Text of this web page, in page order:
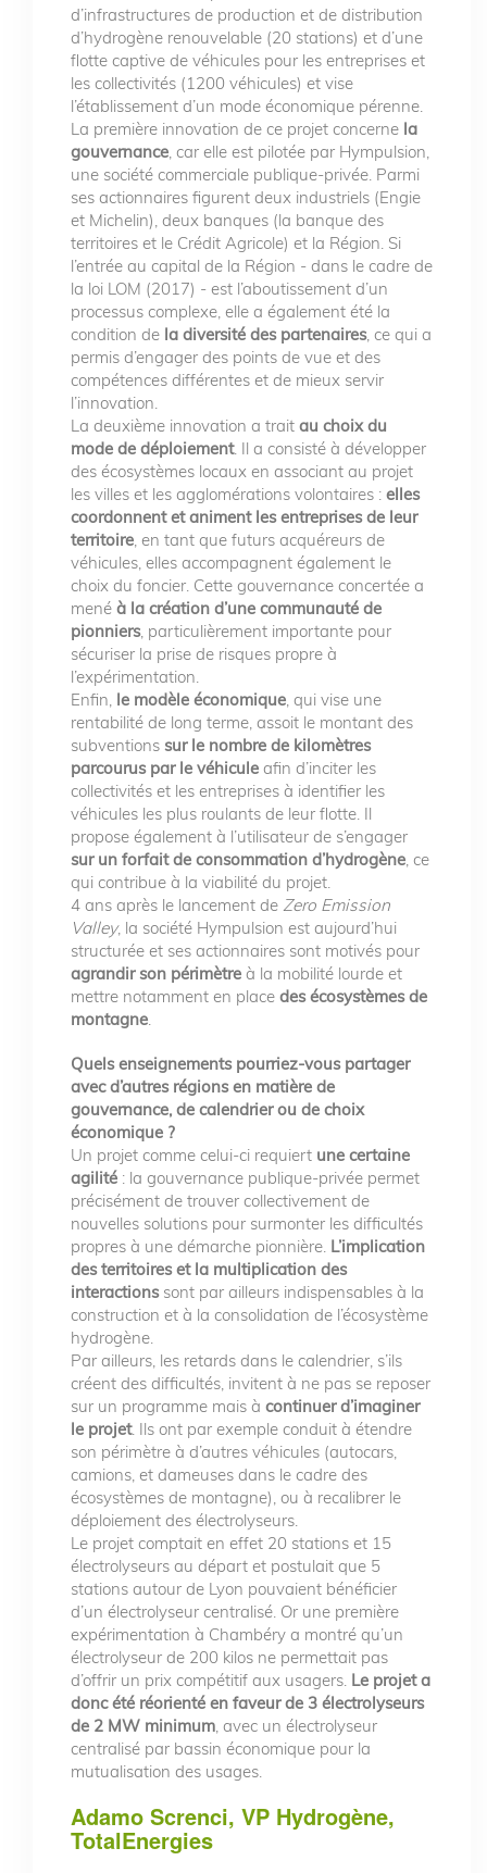
d’infrastructures de production et de distribution
d’hydrogène renouvelable (20 stations) et d’une
flotte captive de véhicules pour les entreprises et
les collectivités (1200 véhicules) et vise
l’établissement d’un mode économique pérenne.
La première innovation de ce projet concerne la
gouvernance , car elle est pilotée par Hympulsion,
une société commerciale publique-privée. Parmi
ses actionnaires figurent deux industriels (Engie
et Michelin), deux banques (la banque des
territoires et le Crédit Agricole) et la Région. Si
l’entrée au capital de la Région - dans le cadre de
la loi LOM (2017) - est l’aboutissement d’un
processus complexe, elle a également été la
condition de la diversité des partenaires, ce qui a
permis d’engager des points de vue et des
compétences différentes et de mieux servir
l’innovation.
La deuxième innovation a trait au choix du
mode de déploiement. Il a consisté à développer
des écosystèmes locaux en associant au projet
les villes et les agglomérations volontaires : elles
coordonnent et animent les entreprises de leur
territoire , en tant que futurs acquéreurs de
véhicules, elles accompagnent également le
choix du foncier. Cette gouvernance concertée a
mené à la création d’une communauté de
pionniers, particulièrement importante pour
sécuriser la prise de risques propre à
l’expérimentation.
Enfin, le modèle économique , qui vise une
rentabilité de long terme, assoit le montant des
subventions sur le nombre de kilomètres
parcourus par le véhicule afin d’inciter les
collectivités et les entreprises à identifier les
véhicules les plus roulants de leur flotte. Il
propose également à l’utilisateur de s’engager
sur un forfait de consommation d’hydrogène , ce
qui contribue à la viabilité du projet.
4 ans après le lancement de Zero Emission
Valley, la société Hympulsion est aujourd’hui
structurée et ses actionnaires sont motivés pour
agrandir son périmètre à la mobilité lourde et
mettre notamment en place des écosystèmes de
montagne
Quels enseignements pourriez-vous partager
avec d’autres régions en matière de
gouvernance, de calendrier ou de choix
économique ?
Un projet comme celui-ci requiert une certaine
agilité : la gouvernance publique-privée permet
précisément de trouver collectivement de
nouvelles solutions pour surmonter les difficultés
propres à une démarche pionnière. L’implication
des territoires et la multiplication des
interactions sont par ailleurs indispensables à la
construction et à la consolidation de l’écosystème
hydrogène.
Par ailleurs, les retards dans le calendrier, s’ils
créent des difficultés, invitent à ne pas se reposer
sur un programme mais à continuer d’imaginer
le projet. Ils ont par exemple conduit à étendre
son périmètre à d’autres véhicules (autocars,
camions, et dameuses dans le cadre des
écosystèmes de montagne), ou à recalibrer le
déploiement des électrolyseurs.
Le projet comptait en effet 20 stations et 15
électrolyseurs au départ et postulait que 5
stations autour de Lyon pouvaient bénéficier
d’un électrolyseur centralisé. Or une première
expérimentation à Chambéry a montré qu’un
électrolyseur de 200 kilos ne permettait pas
d’offrir un prix compétitif aux usagers. Le projet a
donc été réorienté en faveur de 3 électrolyseurs
de 2 MW minimum , avec un électrolyseur
centralisé par bassin économique pour la
mutualisation des usages.
Adamo Screnci, VP Hydrogène,
TotalEnergies